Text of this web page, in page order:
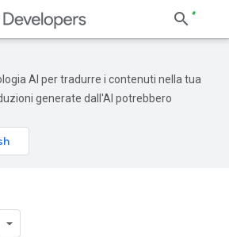
AI per tradurre i contenuti nella tua
generate dall'AI potrebbero